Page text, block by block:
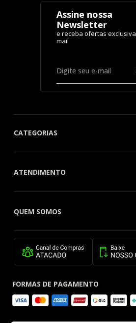
Assine nossa
Newsletter
CATEGORIAS
ATENDIMENTO
QUEM SOMOS
FORMAS DE PAGAMENTO